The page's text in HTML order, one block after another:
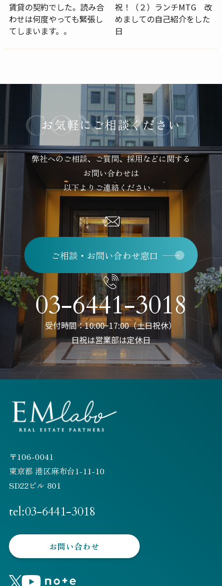
賃貸の契約でした。読み合
わせは何度やっても緊張し
てしまいます。。
祝！（２）ランチMTG 改
めましての自己紹介をした
日
お気軽にご相談ください
弊社へのご相談、ご質問、採用などに関する
お問い合わせは
以下よりご連絡ください。
ご相談・お問い合わせ窓口
03-6441-3018
受付時間：10:00~17:00（土日祝休）
日祝は営業部は定休日
〒106-0041
東京都 港区麻布台1-11-10
SD22ビル 801
tel:03-6441-3018
お問い合わせ